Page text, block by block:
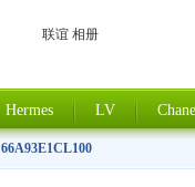
联谊 相册
Hermes LV
66A93E1CL100